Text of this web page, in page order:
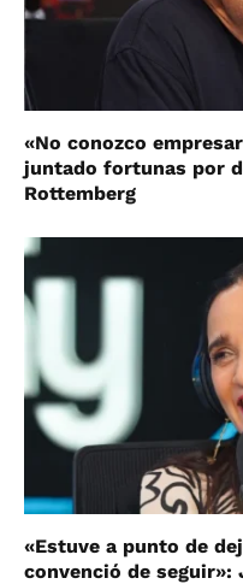
«No conozco
juntado fortunas por
Rottemberg
«Estuve a punto de
convenció de seguir»: